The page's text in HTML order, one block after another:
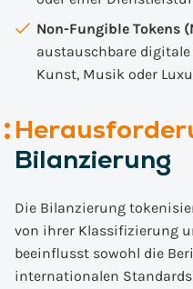
Non-Fungible Tokens
austauschbare
Kunst, Musik oder
Bilanzierung
Die Bilanzierung
von ihrer Klassifizierung
beeinflusst sowohl die
internationalen Standards